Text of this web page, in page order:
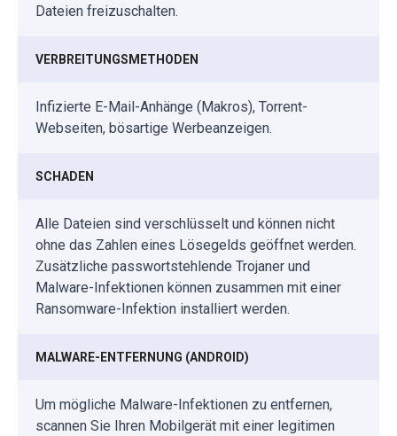
Dateien freizuschalten.
VERBREITUNGSMETHODEN
Infizierte E-Mail-Anhänge (Makros), Torrent-
Webseiten, bösartige Werbeanzeigen.
SCHADEN
Alle Dateien sind verschlüsselt und können nicht
ohne das Zahlen eines Lösegelds geöffnet werden.
Zusätzliche passwortstehlende Trojaner und
Malware-Infektionen können zusammen mit einer
Ransomware-Infektion installiert werden.
MALWARE-ENTFERNUNG (ANDROID)
Um mögliche Malware-Infektionen zu entfernen,
scannen Sie Ihren Mobilgerät mit einer legitimen